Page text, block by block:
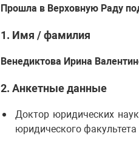
Прошла в Верховную Раду
1. Имя / фамилия
Венедиктова Ирина
2. Анкетные данные
Доктор юридических
юридического